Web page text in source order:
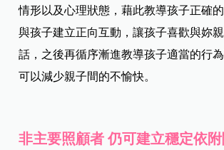
情形以及心理狀態，藉此教導孩子正確
與孩子建立正向互動，讓孩子喜歡與妳
話，之後再循序漸進教導孩子適當的行
可以減少親子間的不愉快。
非主要照顧者 仍可建立穩定依